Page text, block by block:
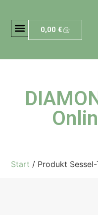
0,00€
Start / Produkt